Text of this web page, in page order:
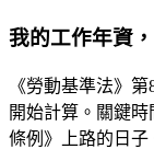
我的工作年資
《勞動基準法》
開始計算。關鍵
條例》上路的日子